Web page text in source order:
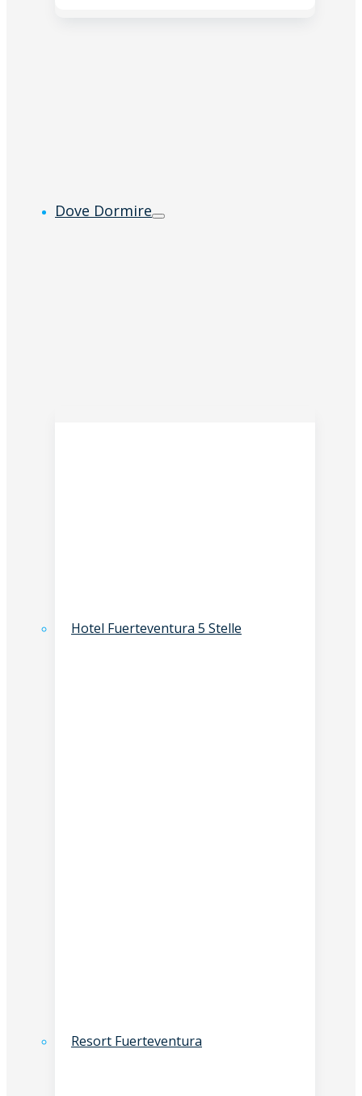
Dove Dormire
Hotel Fuerteventura 5 Stelle
Resort Fuerteventura